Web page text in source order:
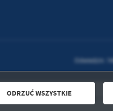
ODRZUĆ WSZYSTKIE
Odwiedzin: